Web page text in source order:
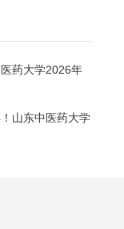
药大学2026年
山东中医药大学